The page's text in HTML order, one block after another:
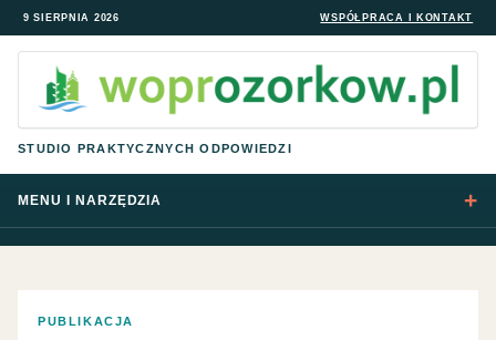
9 SIERPNIA 2026 WSPÓŁPRACA I KONTAKT
STUDIO PRAKTYCZNYCH ODPOWIEDZI
MENU I NARZĘDZIA
PUBLIKACJA